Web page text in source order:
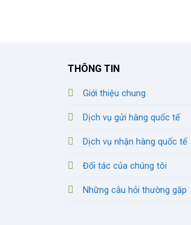
THÔNG TIN
Giới thiệu chung
Dịch vụ gửi hàng quốc tế
Dịch vụ nhận hàng quốc tế
Đối tác của chúng tôi
Những câu hỏi thường gặp